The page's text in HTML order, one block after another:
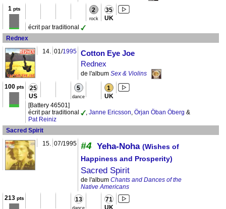
1 pts 2
rock
35
UK
écrit par traditional
Rednex
14. 01/1995 Cotton Eye Joe
Rednex
de l'album Sex & Violins
100pts 25
US
5
dance
1
UK
[Battery 46501]
écrit par traditional
, Janne Ericsson, Örjan Öban Öberg &
Pat Reiniz
Sacred Spirit
15. 07/1995 #4 Yeha-Noha (Wishes of
Happiness and Prosperity)
Sacred Spirit
de l'album Chants and Dances of the
Native Americans
213pts 13 71
UK